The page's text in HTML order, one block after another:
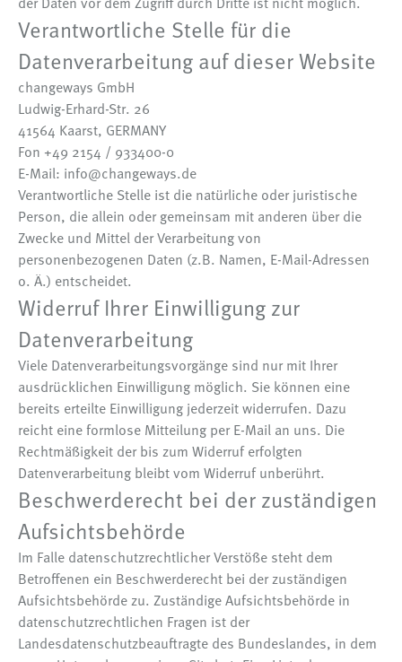
Verantwortliche Stelle für die
Datenverarbeitung auf dieser Website
changeways GmbH
Ludwig-Erhard-Str. 26
41564 Kaarst, GERMANY
Fon +49 2154 / 933400-0
E-Mail: info@changeways.de
Verantwortliche Stelle ist die natürliche oder juristische
Person, die allein oder gemeinsam mit anderen über die
Zwecke und Mittel der Verarbeitung von
personenbezogenen Daten (z.B. Namen, E-Mail-Adressen
o. Ä.) entscheidet.
Widerruf Ihrer Einwilligung zur
Datenverarbeitung
Viele Datenverarbeitungsvorgänge sind nur mit Ihrer
ausdrücklichen Einwilligung möglich. Sie können eine
bereits erteilte Einwilligung jederzeit widerrufen. Dazu
reicht eine formlose Mitteilung per E-Mail an uns. Die
Rechtmäßigkeit der bis zum Widerruf erfolgten
Datenverarbeitung bleibt vom Widerruf unberührt.
Beschwerderecht bei der zuständigen
Aufsichtsbehörde
Im Falle datenschutzrechtlicher Verstöße steht dem
Betroffenen ein Beschwerderecht bei der zuständigen
Aufsichtsbehörde zu. Zuständige Aufsichtsbehörde in
datenschutzrechtlichen Fragen ist der
Landesdatenschutzbeauftragte des Bundeslandes, in dem